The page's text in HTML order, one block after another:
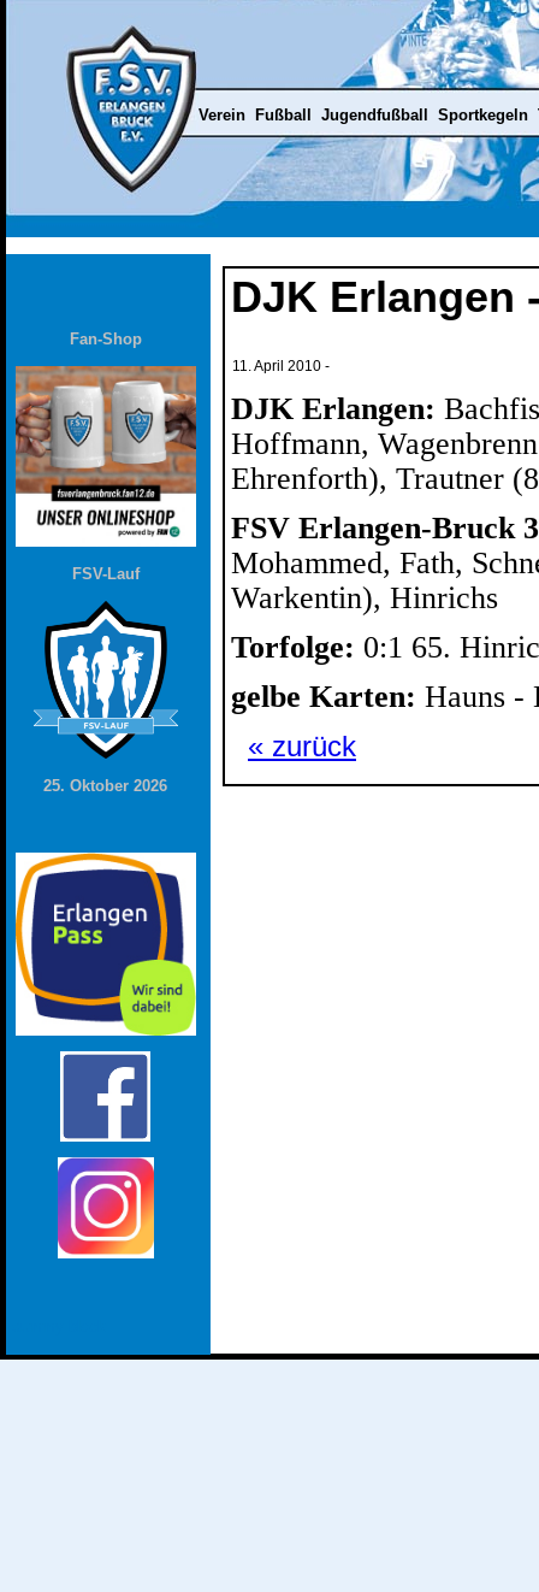
DJK Erlangen
11. April 2010 -
DJK Erlangen:
Hoffmann,
Ehrenforth), Trautner
FSV Erlangen-Bruck
Mohammed, Fath,
Warkentin), Hinrichs
Torfolge: 0:1 65.
gelbe Karten: Hauns -
« zurück
Verein Fußball Jugendfußball Sportkegeln
Fan-Shop
FSV-Lauf
25. Oktober 2026